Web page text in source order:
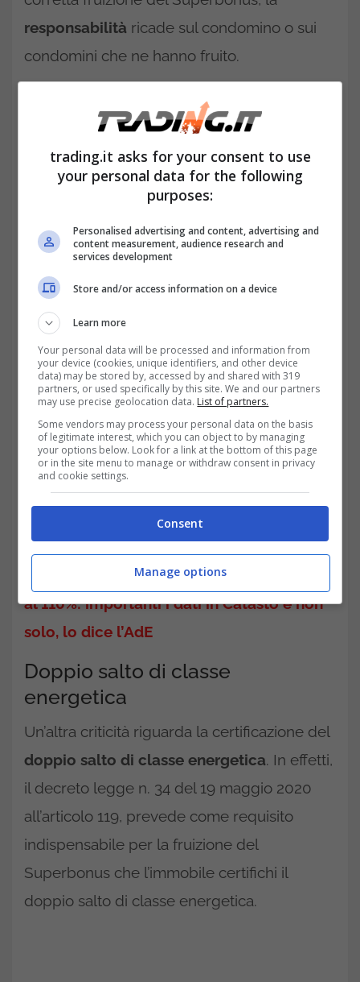
responsabilità ricade sul condomino o sui
condomini che ne hanno fruito.
Superbonus ha numerose criticità e
l’Agenzia delle Entrate costantemente
pubblica chiarimenti con le risposte a
interpello. Quando la normativa comporta
continue modifiche nella sua applicazione, si
configura tra le cause di “
Superbonus 110% e condominio: paradosso
dell’Agenzia delle Entrate
LEGGI ANCHE>>>Superbonus e detrazione
al 110%: importanti i dati in Catasto e non
solo, lo dice l’AdE
Doppio salto di classe
energetica
Un’altra criticità riguarda la certificazione del
doppio salto di classe energetica. In effetti,
il decreto legge n. 34 del 19 maggio 2020
all’articolo 119, prevede come requisito
indispensabile per la fruizione del
Superbonus che l’immobile certifichi il
doppio salto di classe energetica.
trading.it asks for your consent to use
your personal data for the following
purposes:
Personalised advertising and content, advertising and
content measurement, audience research and
services development
Store and/or access information on a device
Learn more
Your personal data will be processed and information from
your device (cookies, unique identifiers, and other device
data) may be stored by, accessed by and shared with 319
partners, or used specifically by this site. We and our partners
may use precise geolocation data. List of partners.
Some vendors may process your personal data on the basis
of legitimate interest, which you can object to by managing
your options below. Look for a link at the bottom of this page
or in the site menu to manage or withdraw consent in privacy
and cookie settings.
Consent
Manage options